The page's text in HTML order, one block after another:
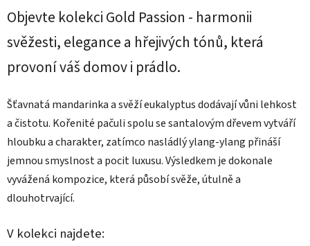
l
á
d
a
c
p
r
v
k
y
v
Objevte kolekci Gold Passion - harmonii
svěžesti, elegance a hřejivých tónů, která
provoní váš domov i prádlo.
Šťavnatá mandarinka a svěží eukalyptus dodávají vůni lehkost
a čistotu. Kořenité pačuli spolu se santalovým dřevem vytváří
hloubku a charakter, zatímco nasládlý ylang-ylang přináší
jemnou smyslnost a pocit luxusu. Výsledkem je dokonale
vyvážená kompozice, která působí svěže, útulně a
dlouhotrvající.
V kolekci najdete: